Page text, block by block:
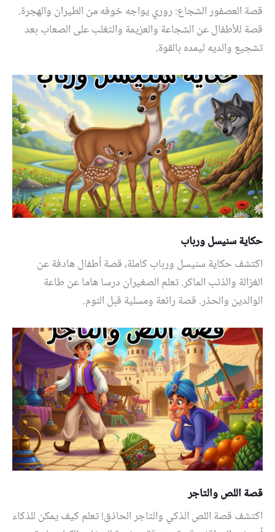
قصة العصفور الشجاع: روري يواجه خوفه من الطيران والهجرة.
قصة للأطفال عن الشجاعة والعزيمة والتغلب على الصعاب بعد
تشجيع والديه ليمده بالقوة.
حكاية سنيسل ورباب
اكتشف حكاية سنيسل ورباب كاملة، قصة أطفال هادفة عن
الغزالة والذئب الماكر. تعلم الصغيران درسا هاما عن طاعة
الوالدين والحذر. قصة رائعة ومسلية قبل النوم.
قصة اللص والتاجر
اكتشف قصة اللص الذكي والتاجر الحاذق! تعلم كيف يمكن للذكاء